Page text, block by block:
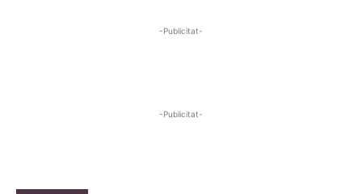
-Publicitat-
-Publicitat-